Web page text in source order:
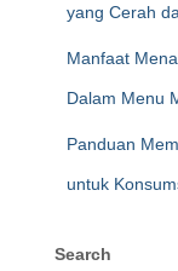
yang Cerah
Manfaat
Dalam Menu
Panduan
untuk
Search